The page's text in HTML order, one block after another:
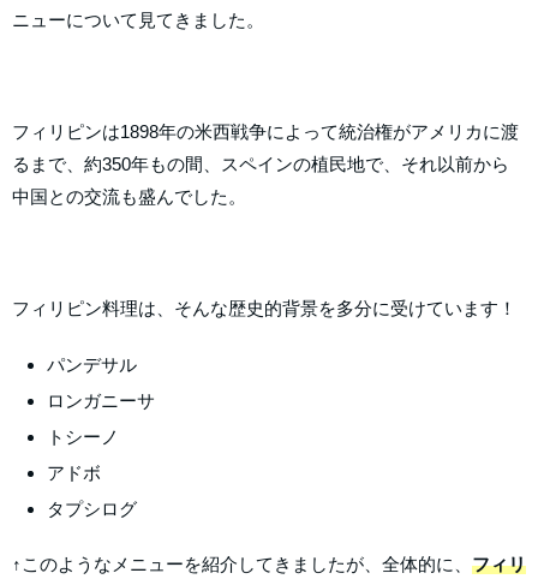
ニューについて見てきました。
フィリピンは1898年の米西戦争によって統治権がアメリカに渡
るまで、約350年もの間、スペインの植民地で、それ以前から
中国との交流も盛んでした。
フィリピン料理は、そんな歴史的背景を多分に受けています！
パンデサル
ロンガニーサ
トシーノ
アドボ
タプシログ
↑このようなメニューを紹介してきましたが、全体的に、 フィリ